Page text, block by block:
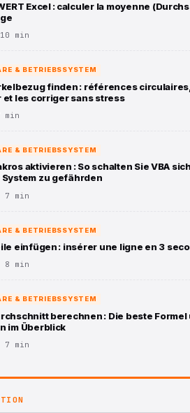
Excel : calculer la moyenne
min
& BETRIEBSSYSTEM
finden : références
et les corriger sans stress
min
& BETRIEBSSYSTEM
aktivieren : So schalten Sie VBA
System zu gefährden
7 min
& BETRIEBSSYSTEM
einfügen : insérer une ligne en 3
8 min
& BETRIEBSSYSTEM
berechnen : Die beste Formel
im Überblick
7 min